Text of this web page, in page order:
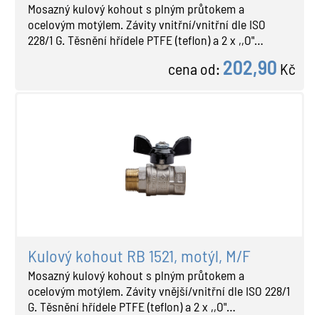
Mosazný kulový kohout s plným průtokem a
ocelovým motýlem. Závity vnitřní/vnitřní dle ISO
228/1 G. Těsnění hřídele PTFE (teflon) a 2 x ,,O"…
cena od: 202,90 Kč
Kulový kohout RB 1521, motýl, M/F
Mosazný kulový kohout s plným průtokem a
ocelovým motýlem. Závity vnější/vnitřní dle ISO 228/1
G. Těsnění hřídele PTFE (teflon) a 2 x ,,O"…